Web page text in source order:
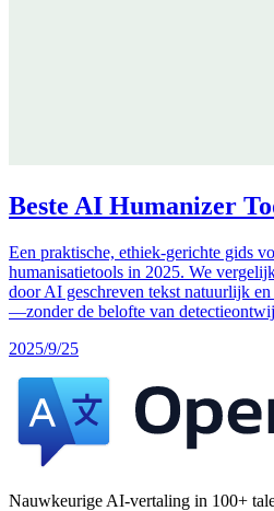
Beste AI Humanizer
Een praktische, ethiek-gerichte gids
humanisatietools in 2025. We
door AI geschreven tekst natuurlijk
—zonder de belofte van
2025/9/25
Nauwkeurige AI-vertaling in 100+